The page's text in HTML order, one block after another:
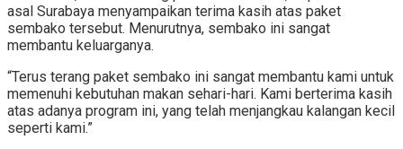
asal Surabaya menyampaikan terima kasih atas paket
sembako tersebut. Menurutnya, sembako ini sangat
membantu keluarganya.
“Terus terang paket sembako ini sangat membantu kami untuk
memenuhi kebutuhan makan sehari-hari. Kami berterima kasih
atas adanya program ini, yang telah menjangkau kalangan kecil
seperti kami.”